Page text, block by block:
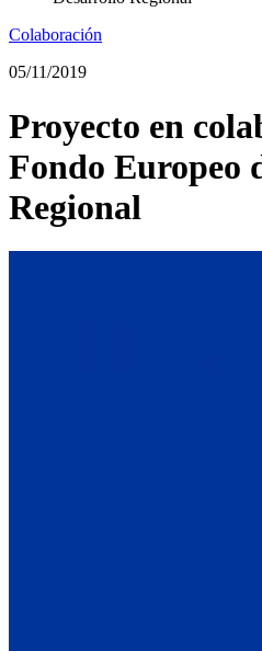
Colaboración
05/11/2019
Proyecto en
Fondo Europeo
Regional